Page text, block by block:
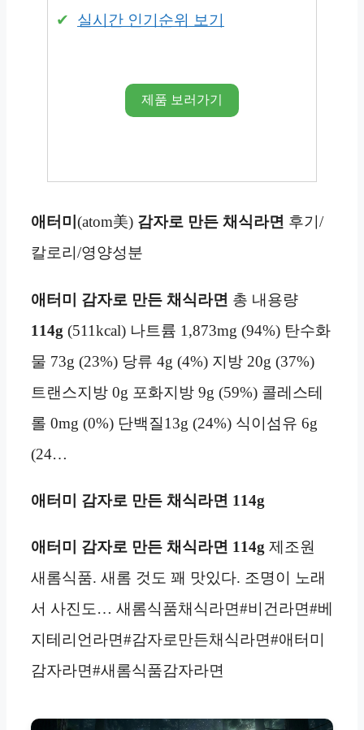
실시간 인기순위 보기
제품 보러가기
애터미 (atom美) 감자로 만든 채식라면 후기/
칼로리/영양성분
애터미 감자로 만든 채식라면 총 내용량
114g (511kcal) 나트륨 1,873mg (94%) 탄수화
물 73g (23%) 당류 4g (4%) 지방 20g (37%)
트랜스지방 0g 포화지방 9g (59%) 콜레스테
롤 0mg (0%) 단백질13g (24%) 식이섬유 6g
(24…
애터미 감자로 만든 채식라면 114g
애터미 감자로 만든 채식라면 114g 제조원
새롬식품. 새롬 것도 꽤 맛있다. 조명이 노래
서 사진도… 새롬식품채식라면#비건라면#베
지테리언라면#감자로만든채식라면#애터미
감자라면#새롬식품감자라면